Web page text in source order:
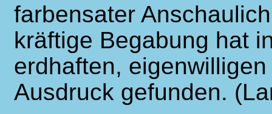
farbensater
kräftige Begabung hat
erdhaften,
Ausdruck gefunden.